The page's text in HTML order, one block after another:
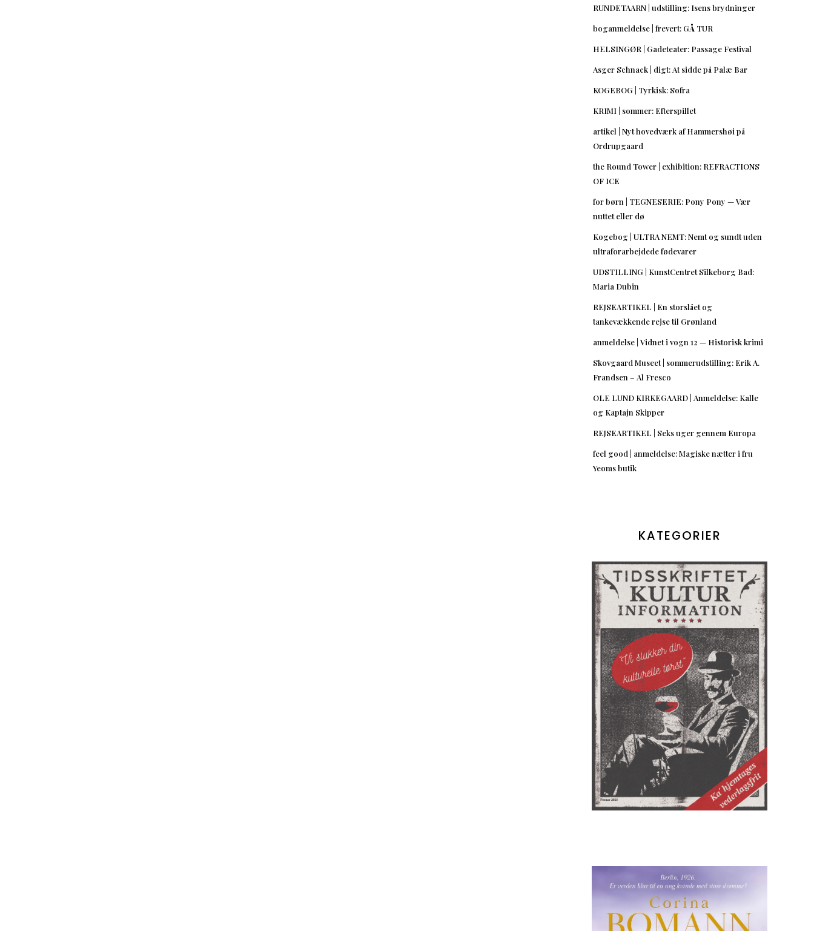
RUNDETAARN | udstilling: Isens brydninger
boganmeldelse | frevert: GÅ TUR
HELSINGØR | Gadeteater: Passage Festival
Asger Schnack | digt: At sidde på Palæ Bar
KOGEBOG | Tyrkisk: Sofra
KRIMI | sommer: Efterspillet
artikel | Nyt hovedværk af Hammershøi på
Ordrupgaard
the Round Tower | exhibition: REFRACTIONS
OF ICE
for børn | TEGNESERIE: Pony Pony — Vær
nuttet eller dø
Kogebog | ULTRA NEMT: Nemt og sundt uden
ultraforarbejdede fødevarer
UDSTILLING | KunstCentret Silkeborg Bad:
Maria Dubin
REJSEARTIKEL | En storslået og
tankevækkende rejse til Grønland
anmeldelse | Vidnet i vogn 12 — Historisk krimi
Skovgaard Museet | sommerudstilling: Erik A.
Frandsen – Al Fresco
OLE LUND KIRKEGAARD | Anmeldelse: Kalle
og Kaptajn Skipper
REJSEARTIKEL | Seks uger gennem Europa
feel good | anmeldelse: Magiske nætter i fru
Yeoms butik
KATEGORIER